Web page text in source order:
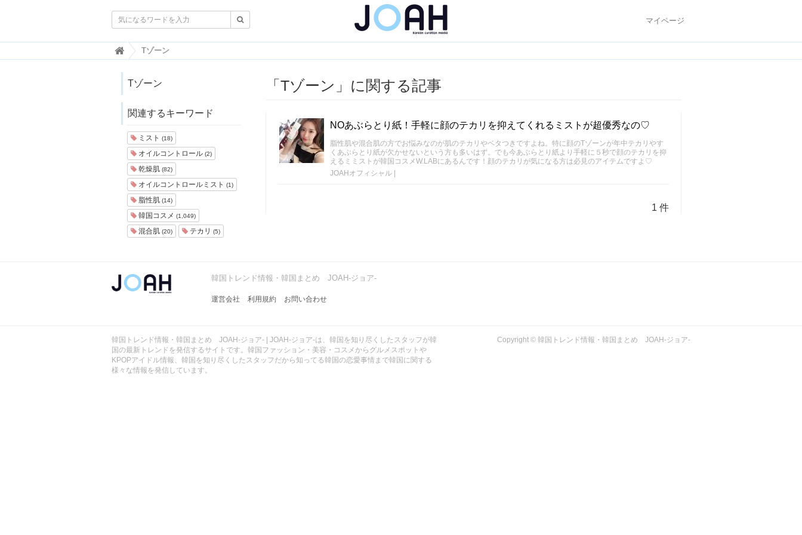
マイページ
韓
国
レ
情
・
韓
国
ま
と
め
J
O
ョ
ア
Tゾーン
Tゾーン
関連するキーワード
ミスト (18)
オイルコントロール (2)
乾燥肌 (82)
オイルコントロールミスト (1)
脂性肌 (14)
韓国コスメ (1,049)
混合肌 (20) テカリ (5)
「Tゾーン」に関する記事
NOあぶらとり紙！手軽に顔のテカリを抑えてくれるミストが超優秀なの♡
脂性肌や混合肌の方でお悩みなのが肌のテカリやベタつきですよね。特に顔のTゾーンが年中テカリやす
くあぶらとり紙が欠かせないという方も多いはず。でも今あぶらとり紙より手軽に５秒で顔のテカリを抑
えるミミストが韓国コスメW.LABにあるんです！顔のテカリが気になる方は必見のアイテムですよ♡
JOAHオフィシャル|
1 件
韓国トレンド情報・韓国まとめ JOAH-ジョア-
運営会社 利用規約 お問い合わせ
韓国トレンド情報・韓国まとめ JOAH-ジョア- | JOAH-ジョア-は、韓国を知り尽くしたスタッフが韓
国の最新トレンドを発信するサイトです。韓国ファッション・美容・コスメからグルメスポットや
KPOPアイドル情報、韓国を知り尽くしたスタッフだから知ってる韓国の恋愛事情まで韓国に関する
様々な情報を発信しています。
Copyright © 韓国トレンド情報・韓国まとめ JOAH-ジョア-